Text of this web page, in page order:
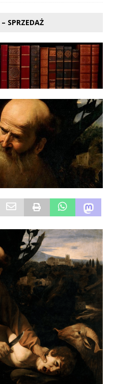
SPRZEDAŻ